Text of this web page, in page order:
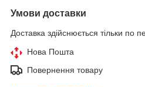
Умови доставки
Доставка здійснюється тільки по
Нова Пошта
Повернення товару